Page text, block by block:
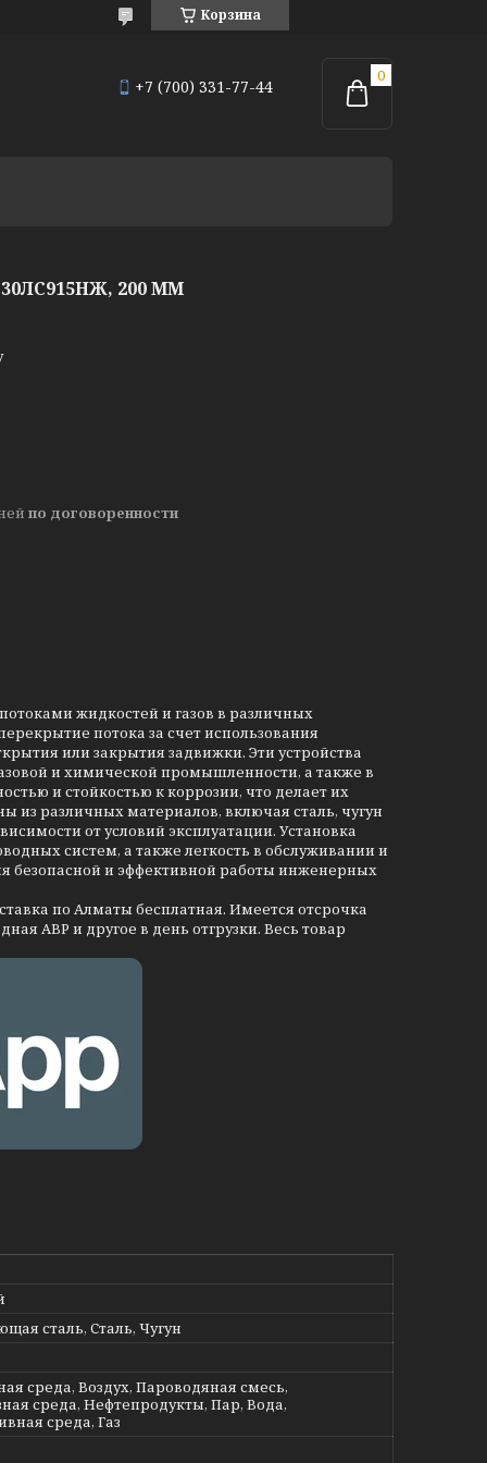
Корзина
+7 (700) 331-77-44
200 ММ
по договоренности
жидкостей и газов в различных
потока за счет использования
или закрытия задвижки. Эти устройства
и химической промышленности, а также в
и стойкостью к коррозии, что делает их
различных материалов, включая сталь, чугун
от условий эксплуатации. Установка
систем, а также легкость в обслуживании и
безопасной и эффективной работы инженерных
по Алматы бесплатная. Имеется отсрочка
АВР и другое в день отгрузки. Весь товар
сталь, Сталь, Чугун
среда, Воздух, Пароводяная смесь,
среда, Нефтепродукты, Пар, Вода,
среда, Газ